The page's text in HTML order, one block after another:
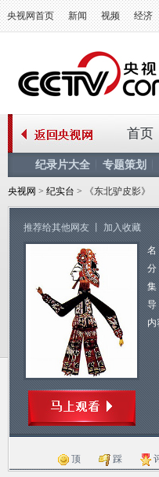
央视网首页 新闻 视频 经济
首页
纪录片大全 专题策划
央视网 > 纪实台 > 《东北驴皮影》
推荐给其他网友 加入收藏
内
顶 踩